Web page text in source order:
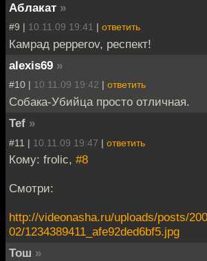
Аблакат »
#9 | 10.11.09 19:41 | ответить
Камрад pepperov, респект!
alexis69 »
#10 | 10.11.09 19:42 | ответить
Собака-Убийца просто отличная.
Tef »
#11 | 10.11.09 19:47 | ответить
Кому: frolic, #8
Смотри:
http://videonasha.ru/uploads/posts/
02/1234389411_afe92ded6bf5.jpg
Тош »